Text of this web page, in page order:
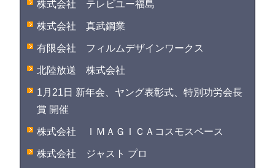
株式会社 テレビユー福島
株式会社 真武鋼業
有限会社 フィルムデザインワークス
北陸放送 株式会社
1月21日 新年会、ヤング表彰式、特別功労会長
賞 開催
株式会社 ＩＭＡＧＩＣＡコスモスペース
株式会社 ジャスト プロ